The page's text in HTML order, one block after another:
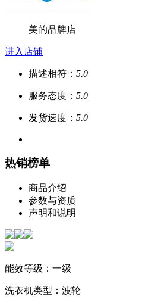
美的品牌店
进入店铺
描述相符： 5.0
服务态度： 5.0
发货速度： 5.0
热销榜单
商品介绍
参数与资质
声明和说明
能效等级：一级
洗衣机类型：波轮